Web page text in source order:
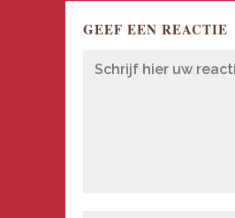
GEEF EEN REACTIE